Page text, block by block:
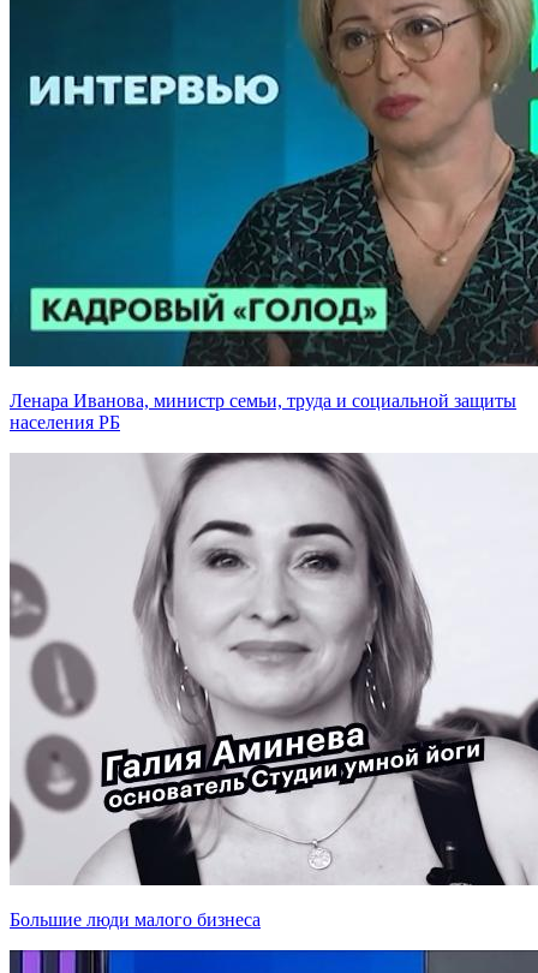
Ленара Иванова, министр семьи, труда и социальной защиты
населения РБ
Большие люди малого бизнеса